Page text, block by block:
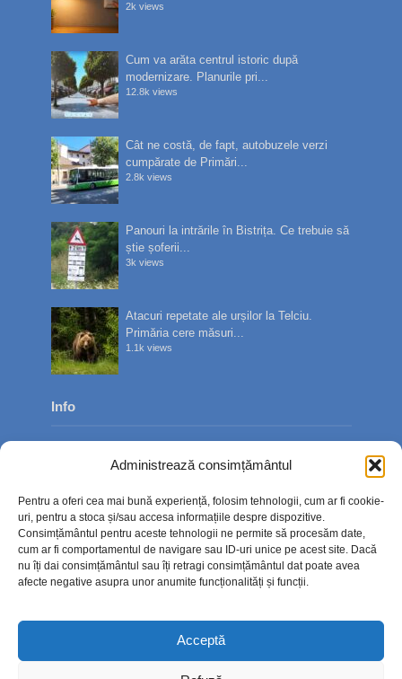
Administrează consimțământul
Pentru a oferi cea mai bună experiență, folosim tehnologii, cum ar fi cookie-
uri, pentru a stoca și/sau accesa informațiile despre dispozitive.
Consimțământul pentru aceste tehnologii ne permite să procesăm date,
cum ar fi comportamentul de navigare sau ID-uri unice pe acest site. Dacă
nu îți dai consimțământul sau îți retragi consimțământul dat poate avea
afecte negative asupra unor anumite funcționalități și funcții.
Acceptă
2k views
Cum va arăta centrul istoric după
modernizare. Planurile pri...
12.8k views
Cât ne costă, de fapt, autobuzele verzi
cumpărate de Primări...
2.8k views
Panouri la intrările în Bistrița. Ce trebuie să
știe șoferii...
3k views
Atacuri repetate ale urșilor la Telciu.
Primăria cere măsuri...
1.1k views
Info
Contact
Politica de confidențialitate
Politică cookie-uri (UE)